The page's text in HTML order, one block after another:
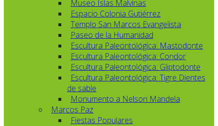
Museo Islas Malvinas
Espacio Colonia Gutiérrez
Templo San Marcos Evangelista
Paseo de la Humanidad
Escultura Paleontológica: Mastodonte
Escultura Paleontológica: Condor
Escultura Paleontológica: Gliptodonte
Escultura Paleontológica: Tigre Dientes
de sable
Monumento a Nelson Mandela
Marcos Paz
Fiestas Populares